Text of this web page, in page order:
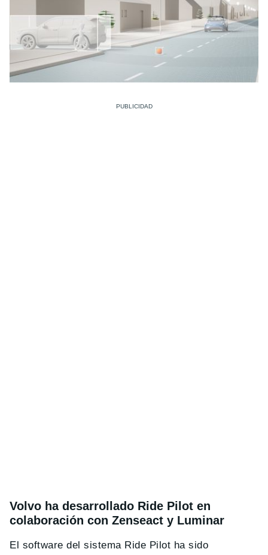
Volvo ha desarrollado Ride Pilot en
colaboración con Zenseact y Luminar
El software del sistema Ride Pilot ha sido